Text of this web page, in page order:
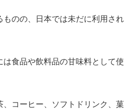
ものの、日本では未だに利用され
食品や飲料品の甘味料として使
、コーヒー、ソフトドリンク、菓